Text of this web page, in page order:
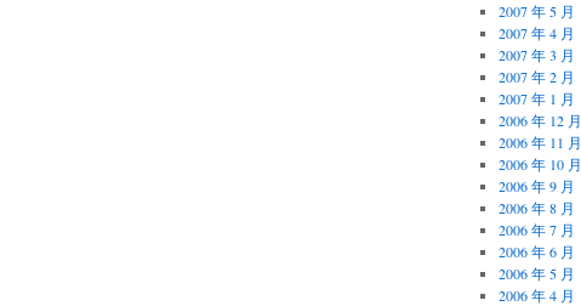
2007 年 5 月
2007 年 4 月
2007 年 3 月
2007 年 2 月
2007 年 1 月
2006 年 12 月
2006 年 11 月
2006 年 10 月
2006 年 9 月
2006 年 8 月
2006 年 7 月
2006 年 6 月
2006 年 5 月
2006 年 4 月